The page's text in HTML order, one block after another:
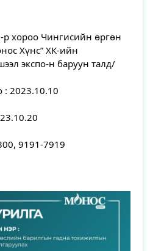
р хороо Чингисийн өргөн
Хүнс” ХК-ийн
экспо-н баруун талд/
: 2023.10.10
9191-7919